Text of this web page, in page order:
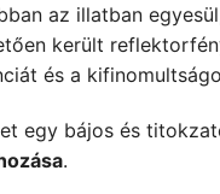
az illatban
került
és a
egy bájos és
.